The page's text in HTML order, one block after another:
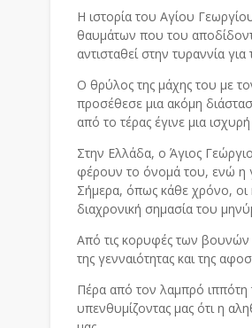
Η ιστορία του Αγίου
θαυμάτων που του
αντισταθεί στην τυραννία
Ο θρύλος της μάχης του με
προσέθεσε μια ακόμη
από το τέρας έγινε μια
Στην Ελλάδα, ο Άγιος
φέρουν το όνομά του, ενώ η
Σήμερα, όπως κάθε χρόνο, οι
διαχρονική σημασία του
Από τις κορυφές των βουνών
της γενναιότητας και της
Πέρα από τον λαμπρό ιππότη
υπενθυμίζοντας μας ότι η